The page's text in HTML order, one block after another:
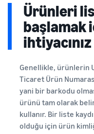
Ürünleri
başlamak
Genellikle, ürünlerin
Ticaret Ürün
yani bir barkodu
ürünü tam olarak
kullanır. Bir liste
olduğu için ürün